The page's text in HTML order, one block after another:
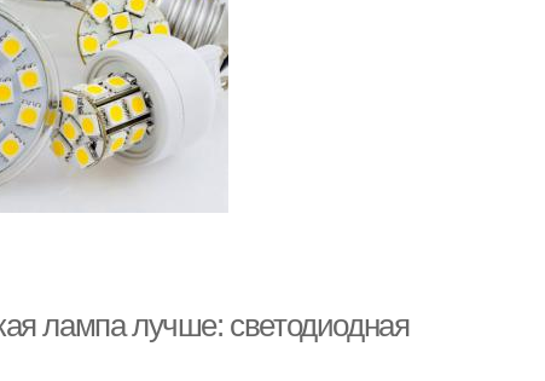
лампа лучше: светодиодная